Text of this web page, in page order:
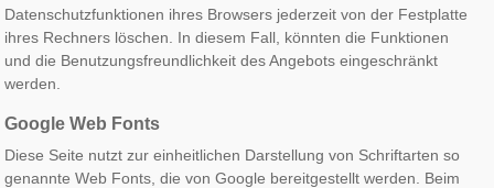
Datenschutzfunktionen ihres Browsers jederzeit von der Festplatte
ihres Rechners löschen. In diesem Fall, könnten die Funktionen
und die Benutzungsfreundlichkeit des Angebots eingeschränkt
werden.
Google Web Fonts
Diese Seite nutzt zur einheitlichen Darstellung von Schriftarten so
genannte Web Fonts, die von Google bereitgestellt werden. Beim